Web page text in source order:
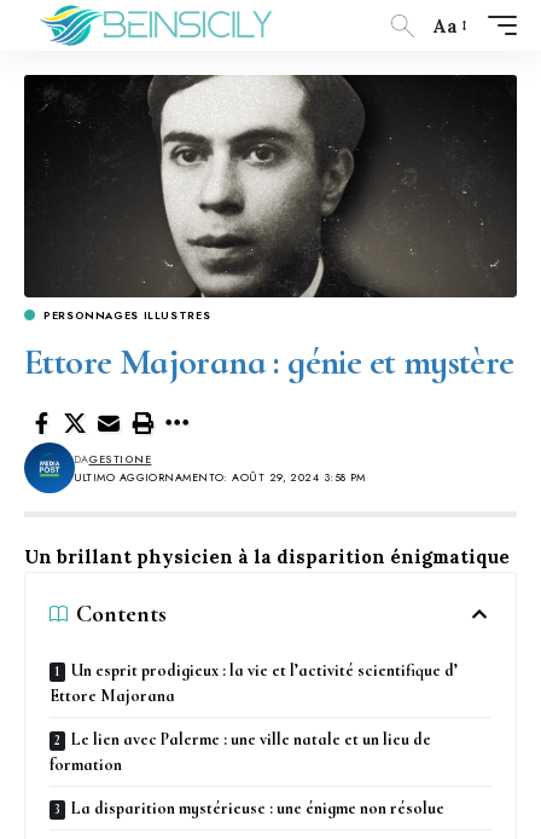
Aa
PERSONNAGES ILLUSTRES
Ettore Majorana : génie et mystère
ULTIMO AGGIORNAMENTO: AOÛT 29, 2024 3:58 PM
DAGESTIONE
Un brillant physicien à la disparition énigmatique
Contents
Un esprit prodigieux : la vie et l’activité scientifique d’
Ettore Majorana
Le lien avec Palerme : une ville natale et un lieu de
formation
La disparition mystérieuse : une énigme non résolue